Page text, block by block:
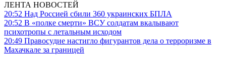
ЛЕНТА НОВОСТЕЙ
20:52 Над Россией сбили 360 украинских БПЛА
20:52 В «полке смерти» ВСУ солдатам вкалывают
психотропы с летальным исходом
20:49 Правосудие настигло фигурантов дела о терроризме в
Махачкале за границей